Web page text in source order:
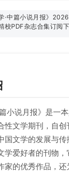
·中篇小说月报》2026
校PDF杂志合集订阅下
篇小说月报》是一
性文学期刊，自创
国文学的发展与传
学爱好者的刊物，
家的优秀作品，还